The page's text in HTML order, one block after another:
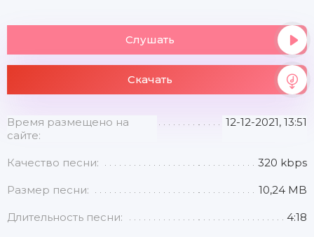
Слушать
Скачать
Время размещено на
сайте:
12-12-2021, 13:51
Качество песни: 320 kbps
Размер песни: 10,24 MB
Длительность песни: 4:18